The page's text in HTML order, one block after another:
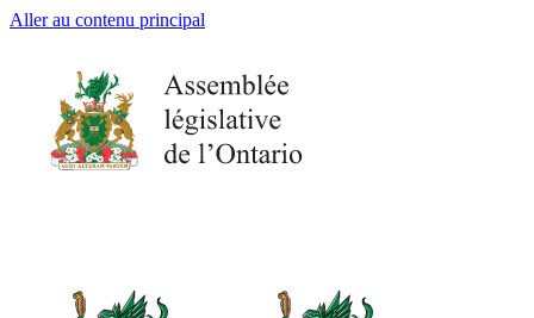
Aller au contenu principal